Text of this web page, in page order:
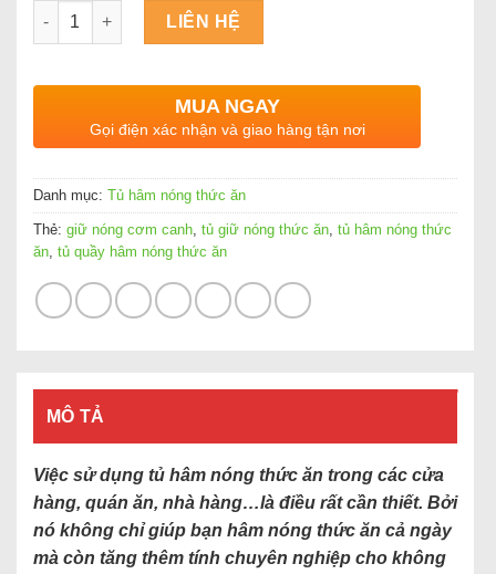
Số lượng
LIÊN HỆ
MUA NGAY
Gọi điện xác nhận và giao hàng tận nơi
Danh mục: Tủ hâm nóng thức ăn
Thẻ: giữ nóng cơm canh tủ giữ nóng thức ăn tủ hâm nóng thức
ăn tủ quầy hâm nóng thức ăn
MÔ TẢ
Việc sử dụng tủ hâm nóng thức ăn trong các cửa
hàng, quán ăn, nhà hàng…là điều rất cần thiết. Bởi
nó không chỉ giúp bạn hâm nóng thức ăn cả ngày
mà còn tăng thêm tính chuyên nghiệp cho không